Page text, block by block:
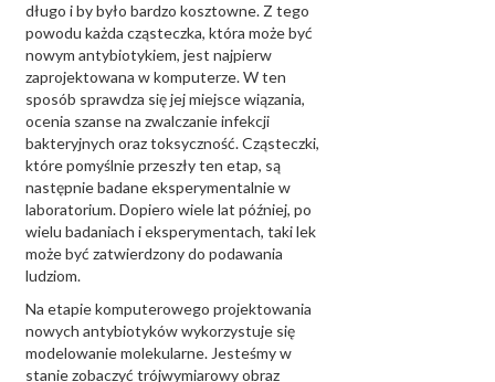
długo i by było bardzo kosztowne. Z tego
powodu każda cząsteczka, która może być
nowym antybiotykiem, jest najpierw
zaprojektowana w komputerze. W ten
sposób sprawdza się jej miejsce wiązania,
ocenia szanse na zwalczanie infekcji
bakteryjnych oraz toksyczność. Cząsteczki,
które pomyślnie przeszły ten etap, są
następnie badane eksperymentalnie w
laboratorium. Dopiero wiele lat później, po
wielu badaniach i eksperymentach, taki lek
może być zatwierdzony do podawania
ludziom.
Na etapie komputerowego projektowania
nowych antybiotyków wykorzystuje się
modelowanie molekularne. Jesteśmy w
stanie zobaczyć trójwymiarowy obraz